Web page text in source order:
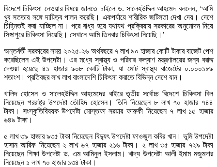
বিদেশে চিকিৎসা নেওয়ার বিষয়ে জানতে চাইলে ড. সালেহউদ্দিন আহমেদ বললেন, ‘আমি
খুব সততার সঙ্গে দায়িত্ব পালন করেছি। একপর্যায়ে শারীরিক জটিলতা দেখা দেয়। দেশে
চিহ্নিতই করা যাচ্ছিল না। পরে বাধ্য হয়ে যথাযথ প্রক্রিয়ায় সরকারের অনুমোদন নিয়ে
সিঙ্গাপুরে চিকিৎসা নিয়েছি। সেখানে আমি তিনবার চিকিৎসা নিয়েছি।’
অন্তর্বর্তী সরকারের সময় ২০২৫-২৬ অর্থবছরে ৭ লাখ ৯০ হাজার কোটি টাকার বাজেট পেশ
করেছিলেন এই উপদেষ্টা। এর মধ্যে স্বাস্থ্য ও পরিবার কল্যাণ মন্ত্রণালয়ের জন্য বরাদ্দ
দেওয়া হয়েছে ৪১ হাজার ৯০৮ কোটি টাকা, যা মোট স্বাস্থ্য বাজেটের ০.০০০১৮৯
শতাংশ। প্রতিবছর লাখ লাখ বাংলাদেশি চিকিৎসা করাতে বিভিন্ন দেশে যান।
খালিদ হোসেন ও সালেহউদ্দিন আহমেদের বাইরে তৃতীয় সর্বোচ্চ বিদেশে চিকিৎসা বিল
নিয়েছেন পররাষ্ট্র উপদেষ্টা তৌহিদ হোসেন। তিনি নিয়েছেন ৮ লাখ ৭০ হাজার ৭৪৪
টাকা। সংস্কৃতিবিষয়ক উপদেষ্টা মোস্তফা সরয়ার ফারুকী নিয়েছেন ৭ লাখ ১৫ হাজার
৬৪৯ টাকা।
৫ লাখ ৩৯ হাজার ৯৩৫ টাকা নিয়েছেন বিদ্যুৎ উপদেষ্টা ফাওজুল কবির খান। ভূমি উপদেষ্টা
হাসান আরিফ নিয়েছেন ২ লাখ ৬৭ হাজার ২১৬ টাকা। ২ লাখ ৩৫ হাজার ৭২৯ টাকা
নিয়েছেন শিক্ষা উপদেষ্টা ড. এম আমিনুল ইসলাম। খাদ্য উপদেষ্টা আলী ইমাম মজুমদার
নিয়েছেন ১ লাখ ৭০ হাজার ১৩৪ টাকা।